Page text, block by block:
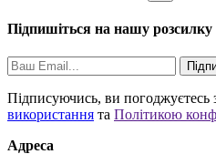
Підпишіться на нашу розсилку
Підписуючись, ви
використання та Політикою
Адреса